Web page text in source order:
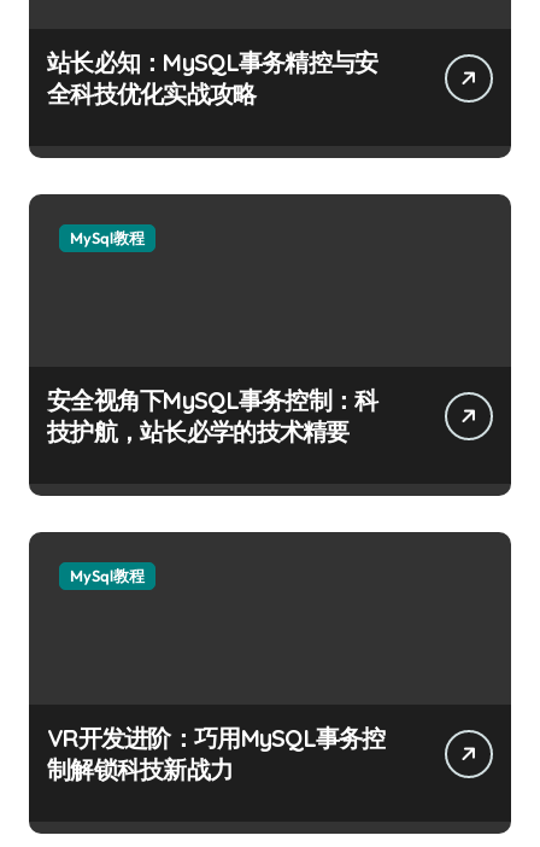
站长必知：MySQL事务精控与安
全科技优化实战攻略
MySql教程
安全视角下MySQL事务控制：科
技护航，站长必学的技术精要
MySql教程
VR开发进阶：巧用MySQL事务控
制解锁科技新战力